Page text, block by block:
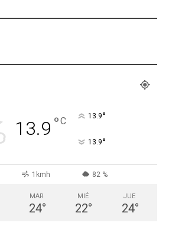
13.9 °C 13.9°
13.9°
1kmh 82 %
MAR
24°
MIÉ
22°
JUE
24°